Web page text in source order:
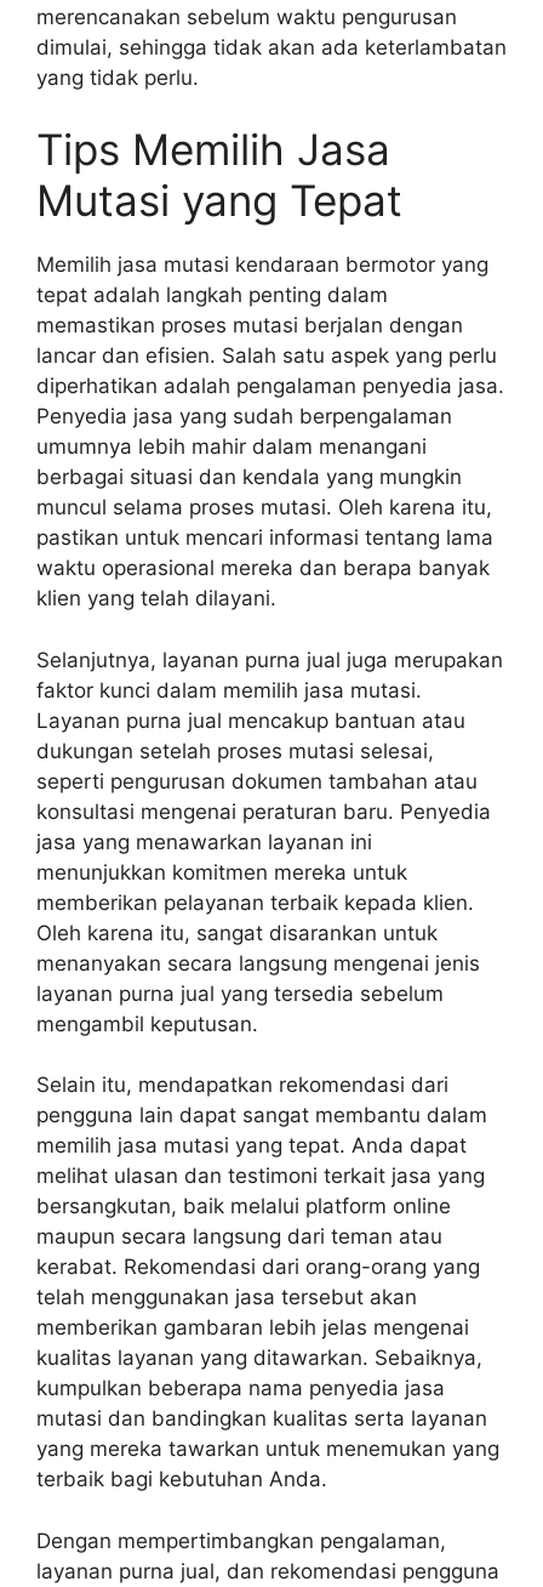
merencanakan sebelum waktu pengurusan
dimulai, sehingga tidak akan ada keterlambatan
yang tidak perlu.
Tips Memilih Jasa
Mutasi yang Tepat
Memilih jasa mutasi kendaraan bermotor yang
tepat adalah langkah penting dalam
memastikan proses mutasi berjalan dengan
lancar dan efisien. Salah satu aspek yang perlu
diperhatikan adalah pengalaman penyedia jasa.
Penyedia jasa yang sudah berpengalaman
umumnya lebih mahir dalam menangani
berbagai situasi dan kendala yang mungkin
muncul selama proses mutasi. Oleh karena itu,
pastikan untuk mencari informasi tentang lama
waktu operasional mereka dan berapa banyak
klien yang telah dilayani.
Selanjutnya, layanan purna jual juga merupakan
faktor kunci dalam memilih jasa mutasi.
Layanan purna jual mencakup bantuan atau
dukungan setelah proses mutasi selesai,
seperti pengurusan dokumen tambahan atau
konsultasi mengenai peraturan baru. Penyedia
jasa yang menawarkan layanan ini
menunjukkan komitmen mereka untuk
memberikan pelayanan terbaik kepada klien.
Oleh karena itu, sangat disarankan untuk
menanyakan secara langsung mengenai jenis
layanan purna jual yang tersedia sebelum
mengambil keputusan.
Selain itu, mendapatkan rekomendasi dari
pengguna lain dapat sangat membantu dalam
memilih jasa mutasi yang tepat. Anda dapat
melihat ulasan dan testimoni terkait jasa yang
bersangkutan, baik melalui platform online
maupun secara langsung dari teman atau
kerabat. Rekomendasi dari orang-orang yang
telah menggunakan jasa tersebut akan
memberikan gambaran lebih jelas mengenai
kualitas layanan yang ditawarkan. Sebaiknya,
kumpulkan beberapa nama penyedia jasa
mutasi dan bandingkan kualitas serta layanan
yang mereka tawarkan untuk menemukan yang
terbaik bagi kebutuhan Anda.
Dengan mempertimbangkan pengalaman,
layanan purna jual, dan rekomendasi pengguna